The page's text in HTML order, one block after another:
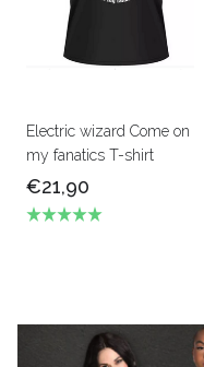
Electric wizard Come on
my fanatics T-shirt
€21,90